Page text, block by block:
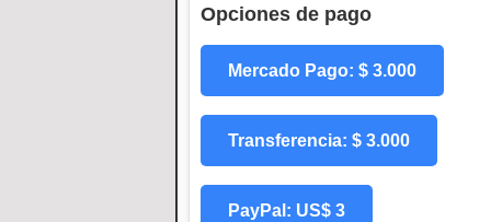
Opciones de pago
Mercado Pago: $ 3.000
Transferencia: $ 3.000
PayPal: US$ 3